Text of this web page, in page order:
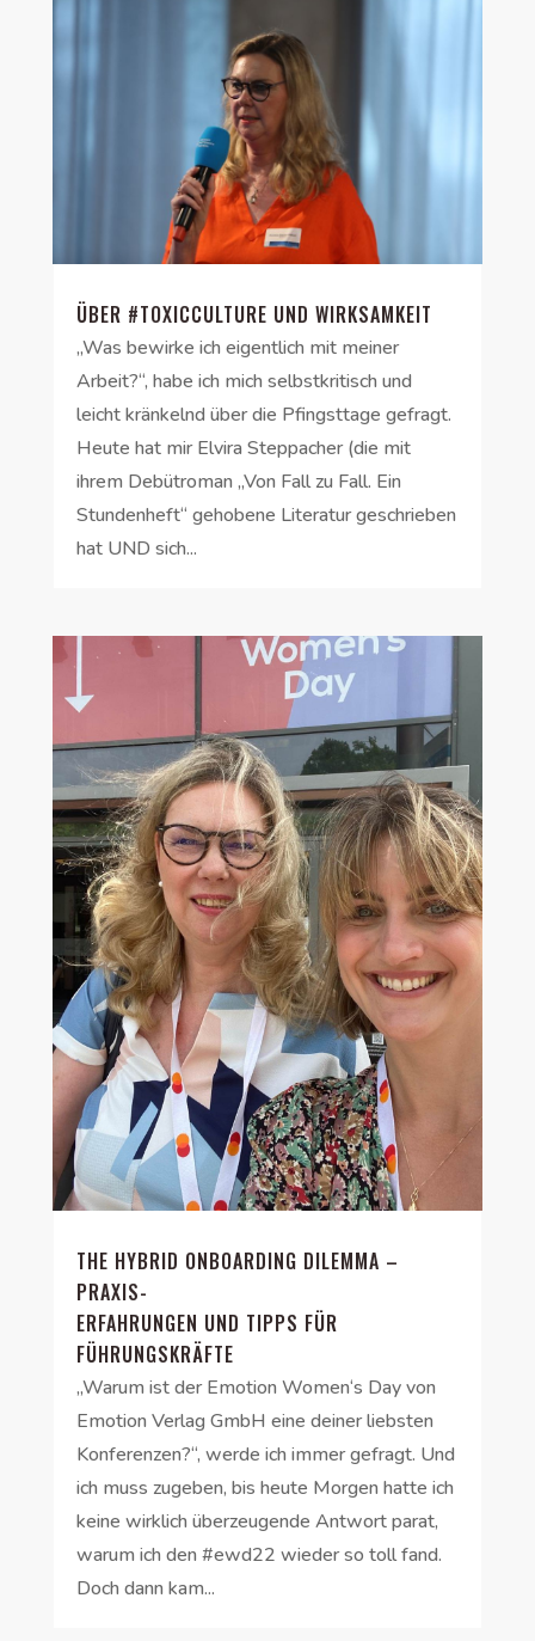
ÜBER #TOXICCULTURE UND WIRKSAMKEIT
„Was bewirke ich eigentlich mit meiner
Arbeit?“, habe ich mich selbstkritisch und
leicht kränkelnd über die Pfingsttage gefragt.
Heute hat mir Elvira Steppacher (die mit
ihrem Debütroman „Von Fall zu Fall. Ein
Stundenheft“ gehobene Literatur geschrieben
hat UND sich...
THE HYBRID ONBOARDING DILEMMA –
PRAXIS-
ERFAHRUNGEN UND TIPPS FÜR
FÜHRUNGSKRÄFTE
„Warum ist der Emotion Women‘s Day von
Emotion Verlag GmbH eine deiner liebsten
Konferenzen?“, werde ich immer gefragt. Und
ich muss zugeben, bis heute Morgen hatte ich
keine wirklich überzeugende Antwort parat,
warum ich den #ewd22 wieder so toll fand.
Doch dann kam...